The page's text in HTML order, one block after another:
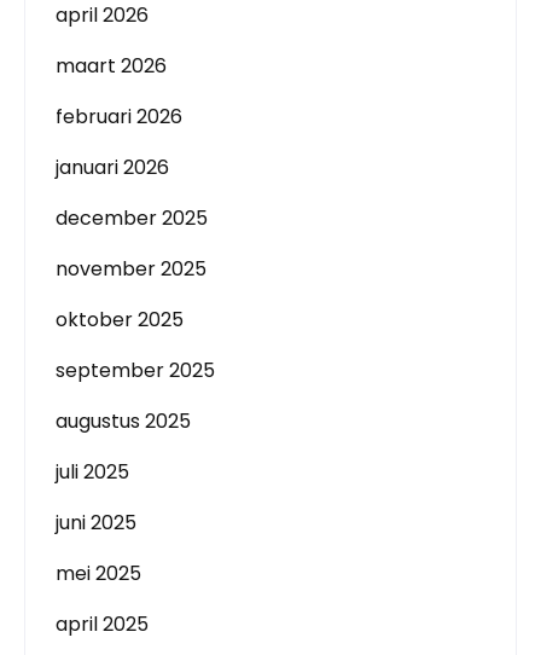
april 2026
maart 2026
februari 2026
januari 2026
december 2025
november 2025
oktober 2025
september 2025
augustus 2025
juli 2025
juni 2025
mei 2025
april 2025